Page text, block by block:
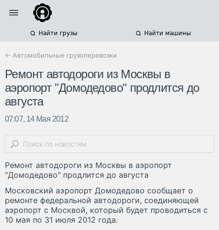
Найти грузы Найти машины
← Автомобильные грузоперевозки
Ремонт автодороги из Москвы в
аэропорт "Домодедово" продлится до
августа
07:07, 14 Мая 2012
Ремонт автодороги из Москвы в аэропорт
"Домодедово" продлится до августа
Московский аэропорт Домодедово сообщает о
ремонте федеральной автодороги, соединяющей
аэропорт с Москвой, который будет проводиться с
10 мая по 31 июля 2012 года.